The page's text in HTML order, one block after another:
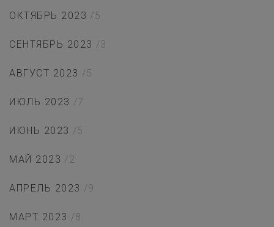
ОКТЯБРЬ 2023 /5
СЕНТЯБРЬ 2023 /3
АВГУСТ 2023 /5
ИЮЛЬ 2023 /7
ИЮНЬ 2023 /5
МАЙ 2023 /2
АПРЕЛЬ 2023 /9
МАРТ 2023 /8